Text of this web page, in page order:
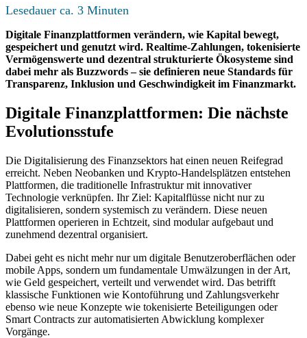
Lesedauer ca. 3 Minuten
Digitale Finanzplattformen verändern, wie Kapital bewegt,
gespeichert und genutzt wird. Realtime-Zahlungen, tokenisierte
Vermögenswerte und dezentral strukturierte Ökosysteme sind
dabei mehr als Buzzwords – sie definieren neue Standards für
Transparenz, Inklusion und Geschwindigkeit im Finanzmarkt.
Digitale Finanzplattformen: Die nächste
Evolutionsstufe
Die Digitalisierung des Finanzsektors hat einen neuen Reifegrad
erreicht. Neben Neobanken und Krypto-Handelsplätzen entstehen
Plattformen, die traditionelle Infrastruktur mit innovativer
Technologie verknüpfen. Ihr Ziel: Kapitalflüsse nicht nur zu
digitalisieren, sondern systemisch zu verändern. Diese neuen
Plattformen operieren in Echtzeit, sind modular aufgebaut und
zunehmend dezentral organisiert.
Dabei geht es nicht mehr nur um digitale Benutzeroberflächen oder
mobile Apps, sondern um fundamentale Umwälzungen in der Art,
wie Geld gespeichert, verteilt und verwendet wird. Das betrifft
klassische Funktionen wie Kontoführung und Zahlungsverkehr
ebenso wie neue Konzepte wie tokenisierte Beteiligungen oder
Smart Contracts zur automatisierten Abwicklung komplexer
Vorgänge.